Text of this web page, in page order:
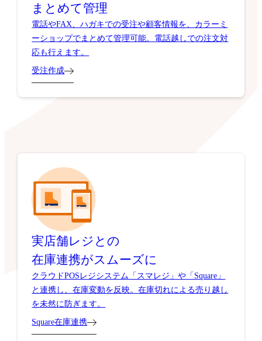
まとめて管理
電話やFAX、ハガキでの受注や顧客情報を、カラーミ
ーショップでまとめて管理可能。電話越しでの注文対
応も行えます。
受注作成
実店舗レジとの
在庫連携がスムーズに
クラウドPOSレジシステム「スマレジ」や「Square」
と連携し、在庫変動を反映。在庫切れによる売り越し
を未然に防ぎます。
Square在庫連携